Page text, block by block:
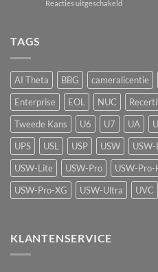
de
passief
Reacties uitgeschakeldvoor
vape-
detectie
voor
UniFi
Protect
TAGS
AI Theta BBG cameralicentie
Enterprise
EOL NUC
Tweede Kans
U6 U7 UA
UPS
USL USP USW
USW-Lite
USW-Pro USW-Pro-
USW-Pro-XG
USW-Ultra UVC
KLANTENSERVICE